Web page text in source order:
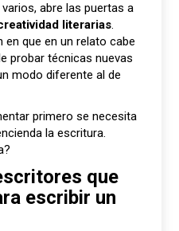
abre las puertas a
literarias.
que en un relato cabe
probar técnicas nuevas
modo diferente al de
primero se necesita
la escritura.
que
escribir un